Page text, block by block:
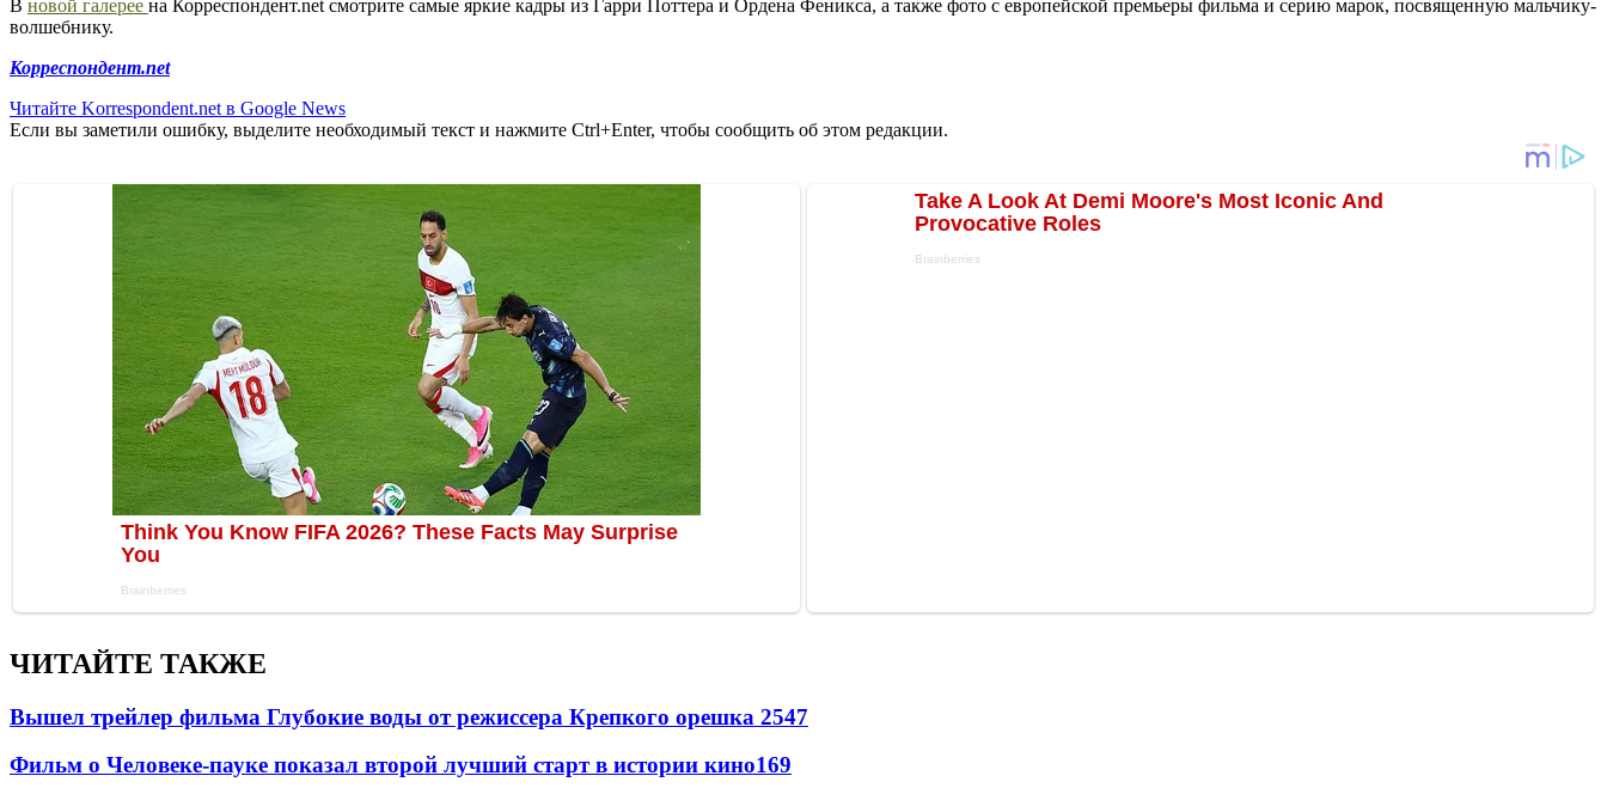
В новой галерее на Корреспондент.net смотрите самые яркие кадры из Гарри Поттера и Ордена Феникса, а также фото с европейской премьеры фильма и серию марок, посвященную мальчику-
волшебнику.
Корреспондент.net
Читайте Korrespondent.net в Google News
Если вы заметили ошибку, выделите необходимый текст и нажмите Ctrl+Enter, чтобы сообщить об этом редакции.
ЧИТАЙТЕ ТАКЖЕ
Вышел трейлер фильма Глубокие воды от режиссера Крепкого орешка 2547
Фильм о Человеке-пауке показал второй лучший старт в истории кино169